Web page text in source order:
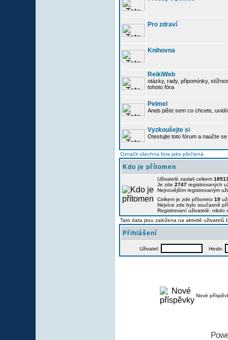
Pro zdraví
Knihovna
ReikiWeb
otázky, rady, připomínky,
tohoto fóra
Pelmel
Aneb pište sem co chcete,
Vyzkoušejte si
Otestujte toto fórum a naučte
Označit všechna fóra jako přečtená
Kdo je přítomen
Uživatelé zaslali celkem
Je zde 2747 registrovaných
Nejnovějším registrovaným
Celkem je zde přítomno 19
Nejvíce zde bylo současně
Registrovaní uživatelé: nikdo
Tato data jsou založena na aktivitě uživatelů
Přihlášení
Uživatel: Heslo:
Nové